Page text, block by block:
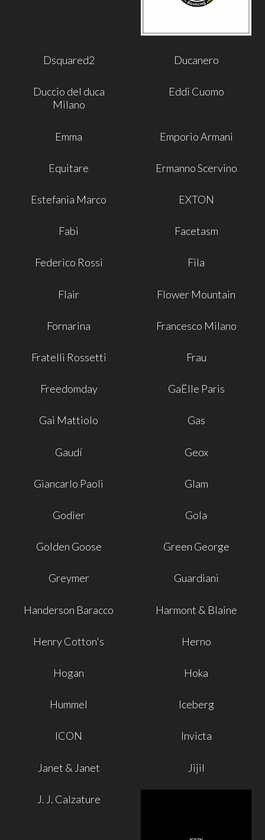
Dsquared2 Ducanero
Duccio del duca
Milano
Eddi Cuomo
Emma Emporio Armani
Equitare Ermanno Scervino
Estefania Marco EXTON
Fabi Facetasm
Federico Rossi Fila
Flair Flower Mountain
Fornarina Francesco Milano
Fratelli Rossetti Frau
Freedomday GaËlle Paris
Gai Mattiolo Gas
Gaudí Geox
Giancarlo Paoli Glam
Godier Gola
Golden Goose Green George
Greymer Guardiani
Handerson Baracco Harmont & Blaine
Henry Cotton's Herno
Hogan Hoka
Hummel Iceberg
ICON Invicta
Janet & Janet Jijil
J. J. Calzature